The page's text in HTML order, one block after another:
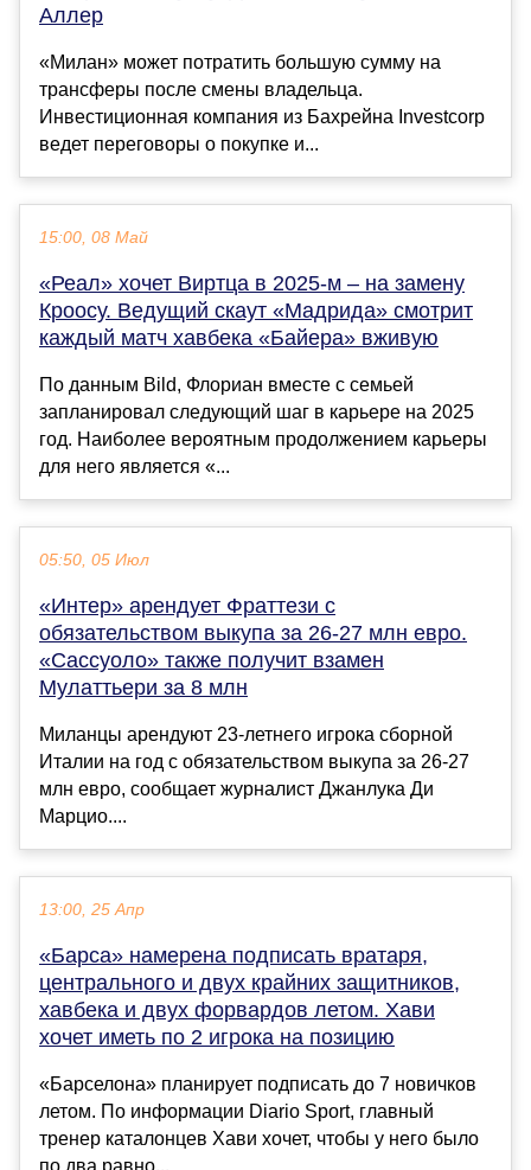
Аллер
«Милан» может потратить большую сумму на
трансферы после смены владельца.
Инвестиционная компания из Бахрейна Investcorp
ведет переговоры о покупке и...
15:00, 08 Май
«Реал» хочет Виртца в 2025-м – на замену
Кроосу. Ведущий скаут «Мадрида» смотрит
каждый матч хавбека «Байера» вживую
По данным Bild, Флориан вместе с семьей
запланировал следующий шаг в карьере на 2025
год. Наиболее вероятным продолжением карьеры
для него является «...
05:50, 05 Июл
«Интер» арендует Фраттези с
обязательством выкупа за 26-27 млн евро.
«Сассуоло» также получит взамен
Мулаттьери за 8 млн
Миланцы арендуют 23-летнего игрока сборной
Италии на год с обязательством выкупа за 26-27
млн евро, сообщает журналист Джанлука Ди
Марцио....
13:00, 25 Апр
«Барса» намерена подписать вратаря,
центрального и двух крайних защитников,
хавбека и двух форвардов летом. Хави
хочет иметь по 2 игрока на позицию
«Барселона» планирует подписать до 7 новичков
летом. По информации Diario Sport, главный
тренер каталонцев Хави хочет, чтобы у него было